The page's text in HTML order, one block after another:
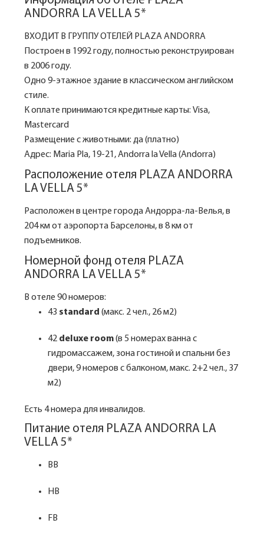
ANDORRA LA VELLA 5*
ВХОДИТ В ГРУППУ ОТЕЛЕЙ PLAZA ANDORRA
Построен в 1992 году, полностью реконструирован
в 2006 году.
Одно 9-этажное здание в классическом английском
стиле.
К оплате принимаются кредитные карты: Visa,
Mastercard
Размещение с животными: да (платно)
Адрес: Maria Pla, 19-21, Andorra la Vella (Andorra)
Расположение отеля PLAZA ANDORRA
LA VELLA 5*
Расположен в центре города Андорра-ла-Велья, в
204 км от аэропорта Барселоны, в 8 км от
подъемников.
Номерной фонд отеля PLAZA
ANDORRA LA VELLA 5*
В отеле 90 номеров:
43 standard (макс. 2 чел., 26 м2)
42 deluxe room(в 5 номерах ванна с
гидромассажем, зона гостиной и спальни без
двери, 9 номеров с балконом, макс. 2+2 чел., 37
м2)
Есть 4 номера для инвалидов.
Питание отеля PLAZA ANDORRA LA
VELLA 5*
BB
HB
FB